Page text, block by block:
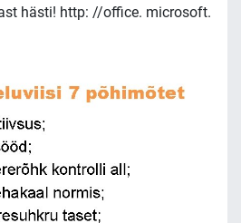
hästi! http: //office. microsoft.